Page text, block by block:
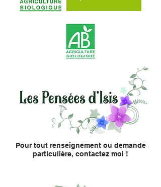
Pour tout renseignement ou demande
particulière, contactez moi !